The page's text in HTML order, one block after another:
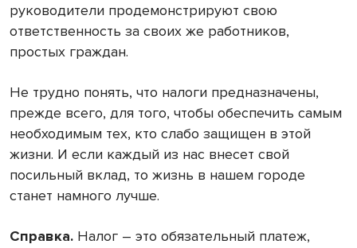
руководители продемонстрируют свою
ответственность за своих же работников,
простых граждан.
Не трудно понять, что налоги предназначены,
прежде всего, для того, чтобы обеспечить самым
необходимым тех, кто слабо защищен в этой
жизни. И если каждый из нас внесет свой
посильный вклад, то жизнь в нашем городе
станет намного лучше.
Справка. Налог – это обязательный платеж,